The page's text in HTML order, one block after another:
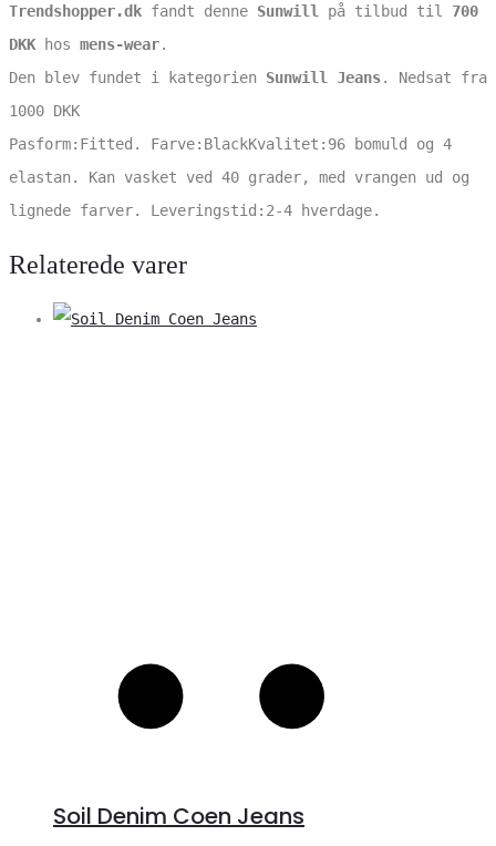
Trendshopper.dk fandt denne Sunwill på tilbud til 700
DKK hos mens-wear.
Den blev fundet i kategorien Sunwill Jeans. Nedsat fra
1000 DKK
Pasform:Fitted. Farve:BlackKvalitet:96 bomuld og 4
elastan. Kan vasket ved 40 grader, med vrangen ud og
lignede farver. Leveringstid:2-4 hverdage.
Relaterede varer
Soil Denim Coen Jeans